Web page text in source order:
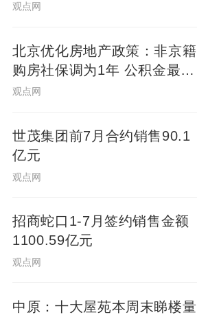
观点网
北京优化房地产政策：非京籍
购房社保调为1年 公积金最高
可贷340万元
观点网
世茂集团前7月合约销售90.1
亿元
观点网
招商蛇口1-7月签约销售金额
1100.59亿元
观点网
中原：十大屋苑本周末睇楼量